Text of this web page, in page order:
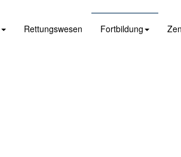
Rettungswesen Fortbildung